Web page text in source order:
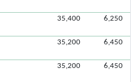
35,400 6,250
35,200 6,450
35,200 6,450